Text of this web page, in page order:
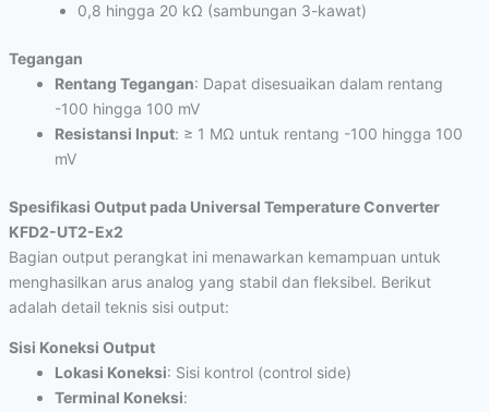
0,8 hingga 20 kΩ (sambungan 3-kawat)
Tegangan
Rentang Tegangan: Dapat disesuaikan dalam rentang
-100 hingga 100 mV
Resistansi Input: ≥ 1 MΩ untuk rentang -100 hingga 100
mV
Spesifikasi Output pada Universal Temperature Converter
KFD2-UT2-Ex2
Bagian output perangkat ini menawarkan kemampuan untuk
menghasilkan arus analog yang stabil dan fleksibel. Berikut
adalah detail teknis sisi output:
Sisi Koneksi Output
Lokasi Koneksi: Sisi kontrol (control side)
Terminal Koneksi: